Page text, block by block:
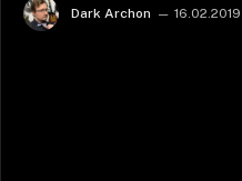
Dark Archon 16.02.2019